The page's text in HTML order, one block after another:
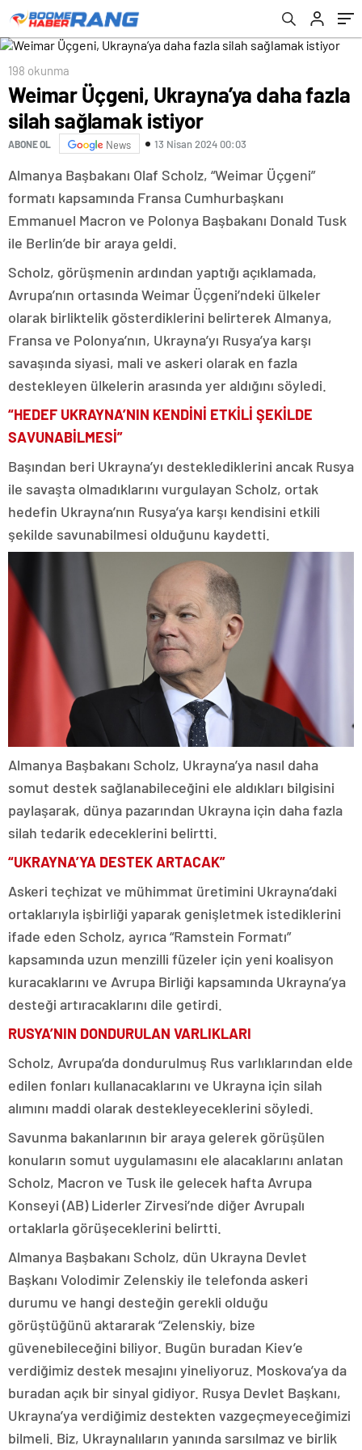
198 okunma
Weimar Üçgeni, Ukrayna’ya daha fazla
silah sağlamak istiyor
ABONE OL News 13 Nisan 2024 00:03
Almanya Başbakanı Olaf Scholz, “Weimar Üçgeni”
formatı kapsamında Fransa Cumhurbaşkanı
Emmanuel Macron ve Polonya Başbakanı Donald Tusk
ile Berlin’de bir araya geldi.
Scholz, görüşmenin ardından yaptığı açıklamada,
Avrupa’nın ortasında Weimar Üçgeni’ndeki ülkeler
olarak birliktelik gösterdiklerini belirterek Almanya,
Fransa ve Polonya’nın, Ukrayna’yı Rusya’ya karşı
savaşında siyasi, mali ve askeri olarak en fazla
destekleyen ülkelerin arasında yer aldığını söyledi.
“HEDEF UKRAYNA’NIN KENDİNİ ETKİLİ ŞEKİLDE
SAVUNABİLMESİ”
Başından beri Ukrayna’yı desteklediklerini ancak Rusya
ile savaşta olmadıklarını vurgulayan Scholz, ortak
hedefin Ukrayna’nın Rusya’ya karşı kendisini etkili
şekilde savunabilmesi olduğunu kaydetti.
Almanya Başbakanı Scholz, Ukrayna’ya nasıl daha
somut destek sağlanabileceğini ele aldıkları bilgisini
paylaşarak, dünya pazarından Ukrayna için daha fazla
silah tedarik edeceklerini belirtti.
“UKRAYNA’YA DESTEK ARTACAK”
Askeri teçhizat ve mühimmat üretimini Ukrayna’daki
ortaklarıyla işbirliği yaparak genişletmek istediklerini
ifade eden Scholz, ayrıca “Ramstein Formatı”
kapsamında uzun menzilli füzeler için yeni koalisyon
kuracaklarını ve Avrupa Birliği kapsamında Ukrayna’ya
desteği artıracaklarını dile getirdi.
RUSYA’NIN DONDURULAN VARLIKLARI
Scholz, Avrupa’da dondurulmuş Rus varlıklarından elde
edilen fonları kullanacaklarını ve Ukrayna için silah
alımını maddi olarak destekleyeceklerini söyledi.
Savunma bakanlarının bir araya gelerek görüşülen
konuların somut uygulamasını ele alacaklarını anlatan
Scholz, Macron ve Tusk ile gelecek hafta Avrupa
Konseyi (AB) Liderler Zirvesi’nde diğer Avrupalı
ortaklarla görüşeceklerini belirtti.
Almanya Başbakanı Scholz, dün Ukrayna Devlet
Başkanı Volodimir Zelenskiy ile telefonda askeri
durumu ve hangi desteğin gerekli olduğu
görüştüğünü aktararak “Zelenskiy, bize
güvenebileceğini biliyor. Bugün buradan Kiev’e
verdiğimiz destek mesajını yineliyoruz. Moskova’ya da
buradan açık bir sinyal gidiyor. Rusya Devlet Başkanı,
Ukrayna’ya verdiğimiz destekten vazgeçmeyeceğimizi
bilmeli. Biz, Ukraynalıların yanında sarsılmaz ve birlik